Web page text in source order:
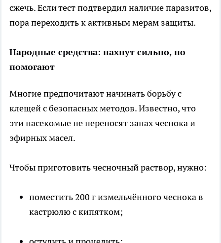
сжечь. Если тест подтвердил наличие паразитов,
пора переходить к активным мерам защиты.
Народные средства: пахнут сильно, но
помогают
Многие предпочитают начинать борьбу с
клещей с безопасных методов. Известно, что
эти насекомые не переносят запах чеснока и
эфирных масел.
Чтобы приготовить чесночный раствор, нужно:
поместить 200 г измельчённого чеснока в
кастрюлю с кипятком;